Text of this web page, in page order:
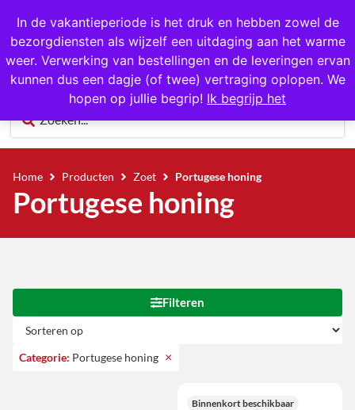
In de vakantieperiode is het druk en hebben zowel de
bezorgdiensten als wijzelf een uitdaging aan het warme
weer. Verwerking van bestellingen en de leveringen ervan
kunnen dus een dagje (of twee) vertraging oplopen. We
hopen op jullie begrip! Ik begrijp het
Gratis op te halen in Hansweert
0
Home Producten Zoet Portugese honing
Portugese honing
Filteren
Categorie: Portugese honing ×
Binnenkort beschikbaar